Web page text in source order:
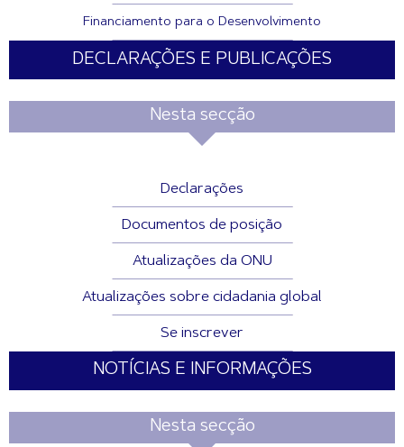
Financiamento para o Desenvolvimento
DECLARAÇÕES E PUBLICAÇÕES
Nesta secção
Declarações
Documentos de posição
Atualizações da ONU
Atualizações sobre cidadania global
Se inscrever
NOTÍCIAS E INFORMAÇÕES
Nesta secção